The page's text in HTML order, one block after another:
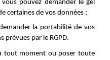
pouvez demander le gel
certaines de vos données ;
la portabilité de vos
prévues par le RGPD.
tout moment ou poser toute